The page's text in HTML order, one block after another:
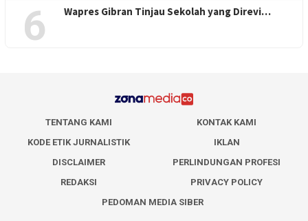
6 Wapres Gibran Tinjau Sekolah yang Direvi…
TENTANG KAMI
KONTAK KAMI
KODE ETIK JURNALISTIK
IKLAN
DISCLAIMER
PERLINDUNGAN PROFESI
REDAKSI
PRIVACY POLICY
PEDOMAN MEDIA SIBER